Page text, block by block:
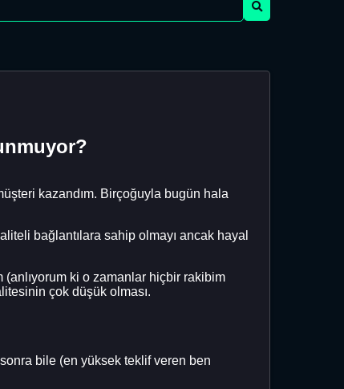
kazandım. Birçoğuyla bugün hala
bağlantılara sahip olmayı ancak hayal
(anlıyorum ki o zamanlar hiçbir rakibim
çok düşük olması.
bile (en yüksek teklif veren ben